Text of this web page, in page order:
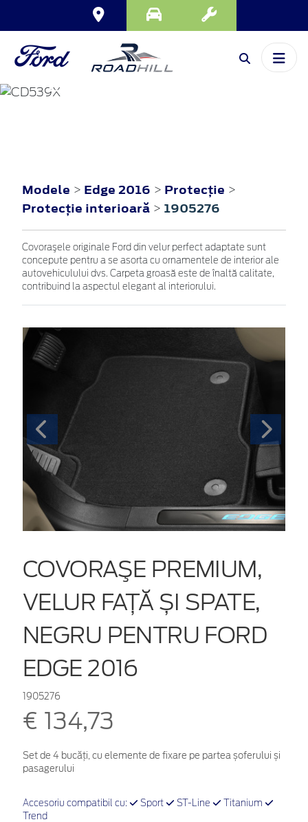
EDGE
Modele > Edge 2016 > Protecţie >
Protecţie interioară > 1905276
Covoraşele originale Ford din velur perfect adaptate sunt
concepute pentru a se asorta cu ornamentele de interior ale
autovehiculului dvs. Carpeta groasă este de înaltă calitate,
contribuind la aspectul elegant al interiorului.
COVORAŞE PREMIUM,
VELUR FAȚĂ ȘI SPATE,
NEGRU PENTRU FORD
EDGE 2016
1905276
€ 134,73
Set de 4 bucăți, cu elemente de fixare pe partea șoferului și
pasagerului
Accesoriu compatibil cu: Sport ST-Line
Titanium
Trend